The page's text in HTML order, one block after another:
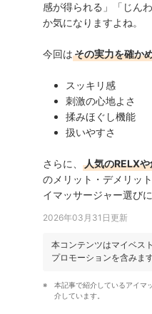
感が得られる 」「じん
か気になりますよね。
今回はその実力を確か
スッキリ感
刺激の心地よさ
揉みほぐし機能
扱いやすさ
さらに、 人気のRELX
のメリット・デメリッ
イマッサージャー選び
2026年03月31日更新
本コンテンツはマイベス
プロモーションを含みます
本記事で紹介しているアイマ
介しています。